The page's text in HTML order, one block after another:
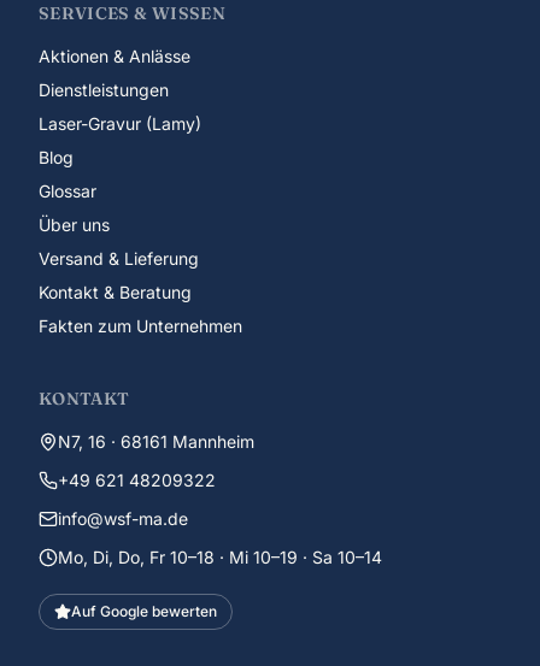
SERVICES & WISSEN
Aktionen & Anlässe
Dienstleistungen
Laser-Gravur (Lamy)
Blog
Glossar
Über uns
Versand & Lieferung
Kontakt & Beratung
Fakten zum Unternehmen
KONTAKT
N7, 16 · 68161 Mannheim
+49 621 48209322
info@wsf-ma.de
Mo, Di, Do, Fr 10–18 · Mi 10–19 · Sa 10–14
Auf Google bewerten